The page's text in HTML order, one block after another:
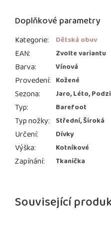
Související
Doplňkové parametry
Kategorie: Dětská obuv
EAN: Zvolte variantu
Barva: Vínová
Provedení: Kožené
Sezona: Jaro, Léto,
Typ: Barefoot
Typ nožky: Střední, Široká
Určení: Dívky
Výška: Kotníkové
Zapínání: Tkanička